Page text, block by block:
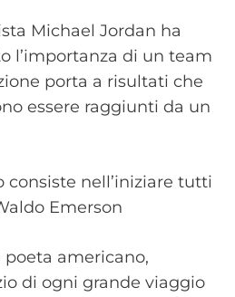
Michael Jordan ha
l’importanza di un team
porta a risultati che
essere raggiunti da un
consiste nell’iniziare tutti
Emerson
poeta americano,
di ogni grande viaggio